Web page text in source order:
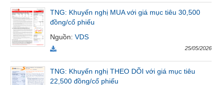
TNG: Khuyến nghị MUA với giá mục tiêu 30,500
đồng/cổ phiếu
Nguồn:VDS
25/05/2026
TNG: Khuyến nghị THEO DÕI với giá mục tiêu
22,500 đồng/cổ phiếu
chứng
khoán
(-)
Tất cả Cổ phiếu Chứng
Lãnh
đạo